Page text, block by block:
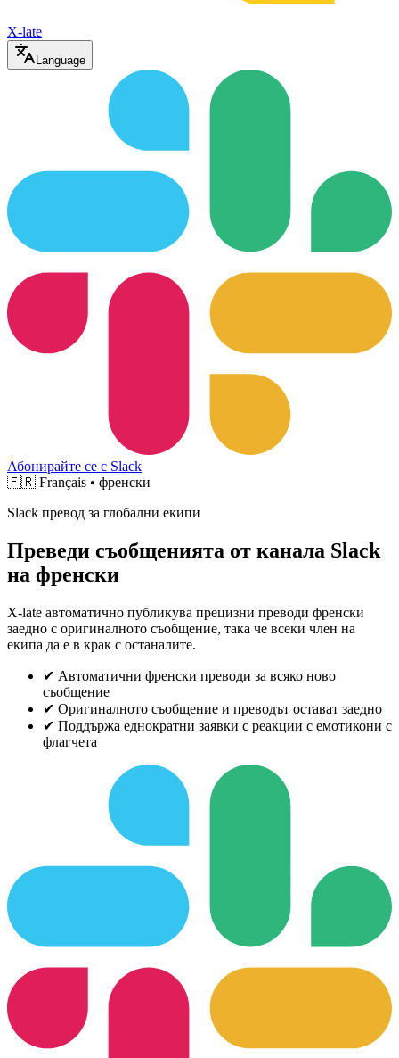
X-late
Language
Абонирайте се с Slack
🇫🇷 Français • френски
Slack превод за глобални екипи
Преведи съобщенията от канала Slack
на френски
X-late автоматично публикува прецизни преводи френски
заедно с оригиналното съобщение, така че всеки член на
екипа да е в крак с останалите.
✔ Автоматични френски преводи за всяко ново
съобщение
✔ Оригиналното съобщение и преводът остават заедно
✔ Поддържа еднократни заявки с реакции с емотикони с
флагчета